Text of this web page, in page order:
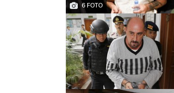
6 FOTO